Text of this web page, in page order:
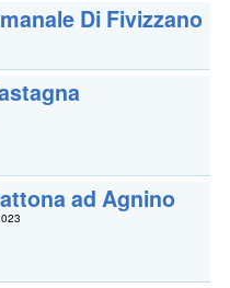
Di Fivizzano
ad Agnino